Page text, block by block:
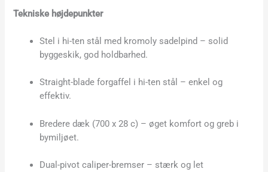
Tekniske højdepunkter
Stel i hi-ten stål med kromoly sadelpind – solid
byggeskik, god holdbarhed.
Straight-blade forgaffel i hi-ten stål – enkel og
effektiv.
Bredere dæk (700 x 28 c) – øget komfort og greb i
bymiljøet.
Dual-pivot caliper-bremser – stærk og let